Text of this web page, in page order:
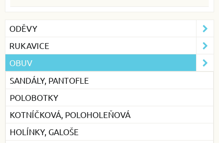
ODĚVY
RUKAVICE
OBUV
SANDÁLY, PANTOFLE
POLOBOTKY
KOTNÍČKOVÁ, POLOHOLEŇOVÁ
HOLÍNKY, GALOŠE